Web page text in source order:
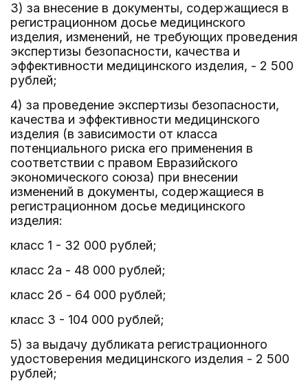
3) за внесение в документы, содержащиеся в
регистрационном досье медицинского
изделия, изменений, не требующих проведения
экспертизы безопасности, качества и
эффективности медицинского изделия, - 2 500
рублей;
4) за проведение экспертизы безопасности,
качества и эффективности медицинского
изделия (в зависимости от класса
потенциального риска его применения в
соответствии с правом Евразийского
экономического союза) при внесении
изменений в документы, содержащиеся в
регистрационном досье медицинского
изделия:
класс 1 - 32 000 рублей;
класс 2а - 48 000 рублей;
класс 2б - 64 000 рублей;
класс 3 - 104 000 рублей;
5) за выдачу дубликата регистрационного
удостоверения медицинского изделия - 2 500
рублей;